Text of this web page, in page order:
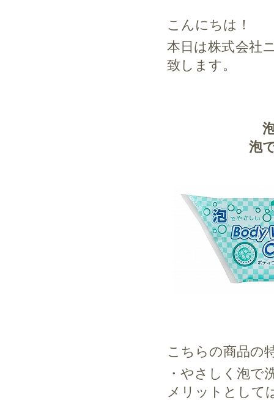
こんにちは！
本日は株式会社
致します。
泡
こちらの商品の
・やさしく泡で
メリットとして